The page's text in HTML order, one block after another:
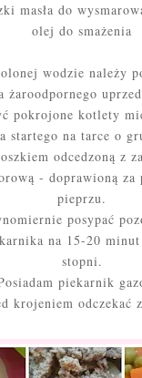
masła do
olej do smażenia
wodzie należy
pokrojone kotlety
startego na tarce o
odcedzoną z
- doprawioną
pieprzu.
posypać
na 15-20
stopni.
piekarnik
krojeniem odczekać